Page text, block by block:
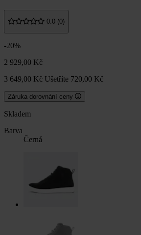
0.0 (0)
-20%
2 929,00 Kč
3 649,00 Kč Ušetříte 720,00 Kč
Záruka dorovnání ceny
Skladem
Barva
Černá